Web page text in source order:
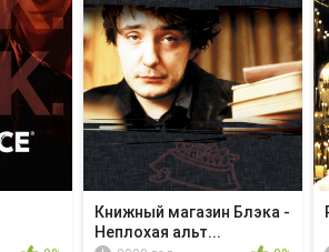
Книжный магазин Блэка -
Неплохая альт...